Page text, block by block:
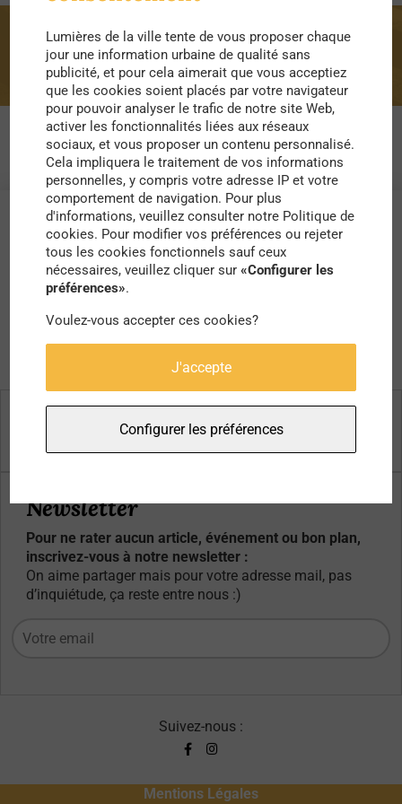
foncier agricole
Newsletter
Pour ne rater aucun article, événement ou bon plan,
inscrivez-vous à notre newsletter :
On aime partager mais pour votre adresse mail, pas
d’inquiétude, ça reste entre nous :)
Suivez-nous :
Mentions Légales
Lumières de la ville tente de vous proposer chaque
jour une information urbaine de qualité sans
publicité, et pour cela aimerait que vous acceptiez
que les cookies soient placés par votre navigateur
pour pouvoir analyser le trafic de notre site Web,
activer les fonctionnalités liées aux réseaux
sociaux, et vous proposer un contenu personnalisé.
Cela impliquera le traitement de vos informations
personnelles, y compris votre adresse IP et votre
comportement de navigation. Pour plus
d'informations, veuillez consulter notre Politique de
cookies. Pour modifier vos préférences ou rejeter
tous les cookies fonctionnels sauf ceux
nécessaires, veuillez cliquer sur«Configurer les
préférences».
Voulez-vous accepter ces cookies?
J'accepte
Configurer les préférences